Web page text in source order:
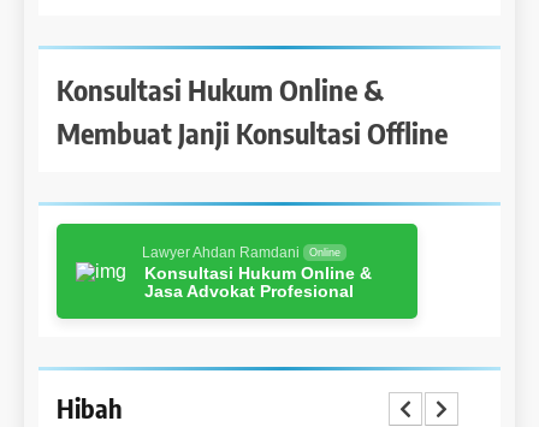
Konsultasi Hukum Online &
Membuat Janji Konsultasi Offline
Lawyer Ahdan Ramdani Online
Konsultasi Hukum Online &
Jasa Advokat Profesional
Hibah